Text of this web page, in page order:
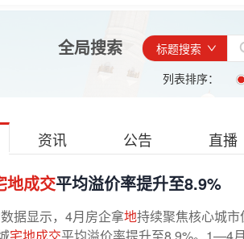
全局搜索
标题搜索
列表排序：
资讯 公告 直播
地成交平均溢价率提升至8.9%
据显示，4月房企拿地持续聚焦核心城